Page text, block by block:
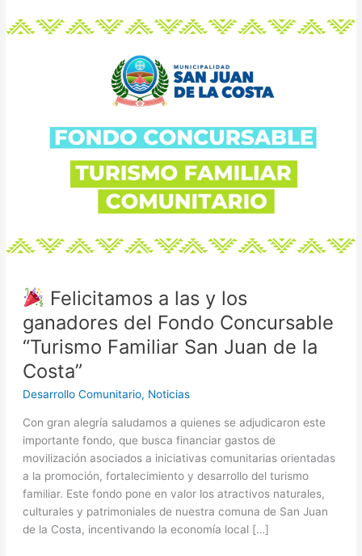
Felicitamos a las y los
ganadores del Fondo Concursable
“Turismo Familiar San Juan de la
Costa”
Desarrollo Comunitario, Noticias
Con gran alegría saludamos a quienes se adjudicaron este
importante fondo, que busca financiar gastos de
movilización asociados a iniciativas comunitarias orientadas
a la promoción, fortalecimiento y desarrollo del turismo
familiar. Este fondo pone en valor los atractivos naturales,
culturales y patrimoniales de nuestra comuna de San Juan
de la Costa, incentivando la economía local […]
ganadores
Concursable
San
la